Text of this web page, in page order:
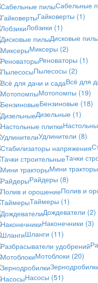
Сабельные
Гайковерты (1)
Лобзики (1)
Дисковые пилы
Миксеры (2)
Реноваторы (1)
Пылесосы (2)
Всё для
Мотопомпы (19)
Бензиновые (18)
Дизельные (1)
Удлинители (8)
Тачки
Мини тракторы
Райдеры (8)
Полив и
Таймеры (1)
Дождеватели (2)
Наконечники (3)
Шланги (11)
Мотоблоки (20)
Насосы (51)